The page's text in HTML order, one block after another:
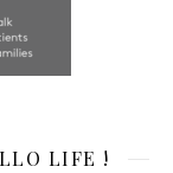
LIFE !